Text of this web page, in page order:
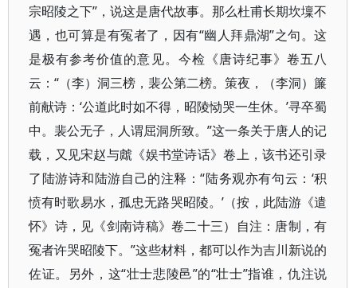
宗昭陵之下”，说这是唐代故事。那么杜甫长期坎壈不
遇，也可算是有冤者了，因有“幽人拜鼎湖”之句。这
是极有参考价值的意见。今检《唐诗纪事》卷五八
云：“（李）洞三榜，裴公第二榜。策夜，（李洞）簾
前献诗：‘公道此时如不得，昭陵恸哭一生休。’寻卒蜀
中。裴公无子，人谓屈洞所致。”这一条关于唐人的记
载，又见宋赵与虤《娱书堂诗话》卷上，该书还引录
了陆游诗和陆游自己的注释：“陆务观亦有句云：‘积
愤有时歌易水，孤忠无路哭昭陵。’（按，此陆游《遣
怀》诗，见《剑南诗稿》卷二十三）自注：唐制，有
冤者许哭昭陵下。”这些材料，都可以作为吉川新说的
佐证。另外，这“壮士悲陵邑”的“壮士”指谁，仇注说